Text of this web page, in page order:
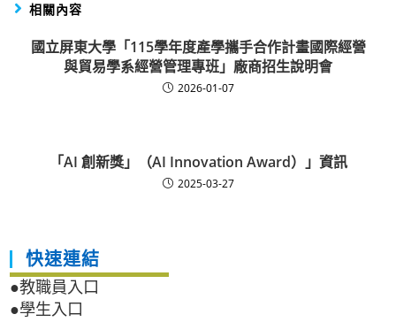
相關內容
國立屏東大學「115學年度產學攜手合作計畫國際經營
與貿易學系經營管理專班」廠商招生說明會
2026-01-07
「AI 創新獎」（AI Innovation Award）」資訊
2025-03-27
快速連結
●教職員入口
●學生入口